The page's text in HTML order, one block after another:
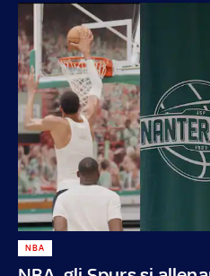
NBA